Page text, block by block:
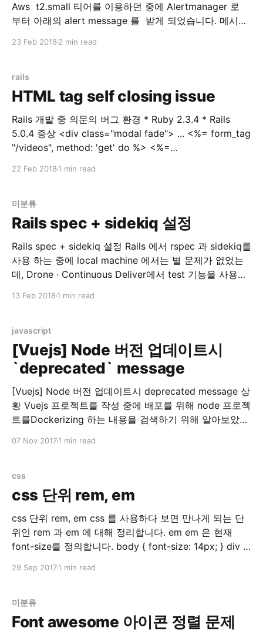
Aws t2.small 티어를 이용하던 중에 Alertmanager 로
부터 아래의 alert message 를 받게 되었습니다. 메시지
23 Feb 2018 2 min read
rails
HTML tag self closing issue
Rails 개발 중 의문의 버그 환경 * Ruby 2.3.4 * Rails
5.0.4 증상 <div class="modal fade"> ... <%= form_tag
"/videos", method: 'get' do %> <%=
22 Feb 2018 1 min read
미분류
Rails spec + sidekiq 설정
Rails spec + sidekiq 설정 Rails 에서 rspec 과 sidekiq를
사용 하는 중에 local machine 에서는 별 문제가 없었는
데, Drone · Continuous Deliver에서 test 기능을 사용하
13 Feb 2018 1 min read
javascript
[Vuejs] Node 버전 업데이트시
`deprecated` message
[Vuejs] Node 버전 업데이트시 deprecated message 상
황 Vuejs 프로젝트를 작성 중에 배포를 위해 node 프로젝
트를Dockerizing 하는 내용을 검색하기 위해 알아보았습
07 Nov 20171 min read
css
css 단위 rem, em
css 단위 rem, em css 를 사용하다 보면 만나게 되는 단
위인 rem 과 em 에 대해 정리합니다. em em 은 현재
font-size를 정의합니다. body { font-size: 14px; } div {
을 한다면 body안의 폰트는 모두 14px 정의 될 것입니
29 Sep 20171 min read
미분류
Font awesome 아이콘 정렬 문제